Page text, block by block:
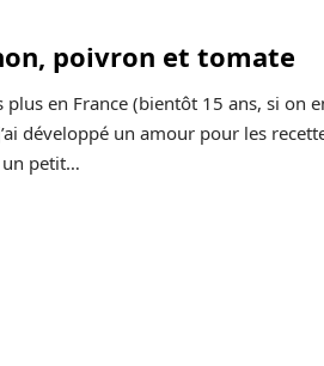
poivron et tomate
plus en France (bientôt 15 ans, si on
développé un amour pour les
petit…